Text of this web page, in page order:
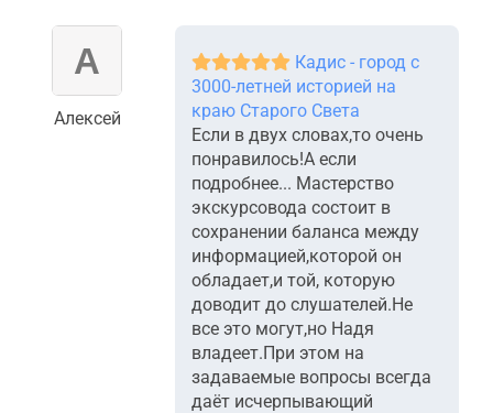
Алексей
Кадис - город с
3000-летней историей на
краю Старого Света
Если в двух словах,то очень
понравилось!А если
подробнее... Мастерство
экскурсовода состоит в
сохранении баланса между
информацией,которой он
обладает,и той, которую
доводит до слушателей.Не
все это могут,но Надя
владеет.При этом на
задаваемые вопросы всегда
даёт исчерпывающий